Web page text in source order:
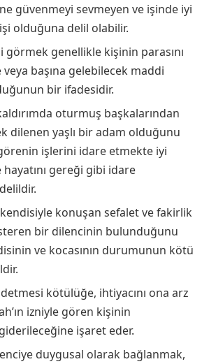
güvenmeyi sevmeyen ve işinde iyi
olduğuna delil olabilir.
görmek genellikle kişinin parasını
başına gelebilecek maddi
bir ifadesidir.
oturmuş başkalarından
dilenen yaşlı bir adam olduğunu
işlerini idare etmekte iyi
hayatını gereği gibi idare
konuşan sefalet ve fakirlik
bir dilencinin bulunduğunu
ve kocasının durumunun kötü
kötülüğe, ihtiyacını ona arz
izniyle gören kişinin
işaret eder.
duygusal olarak bağlanmak,